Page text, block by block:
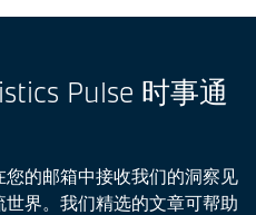
Pulse 时事通
的邮箱中接收我们的洞察见
界。我们精选的文章可帮助